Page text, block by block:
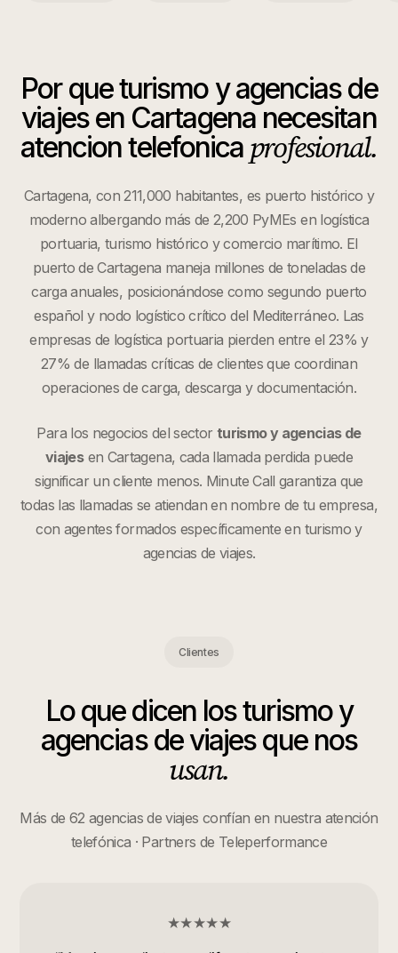
Por queturismo y agencias de
viajesen Cartagenanecesitan
atencion telefonica profesional.
Cartagena, con 211,000 habitantes, es puerto histórico y
moderno albergando más de 2,200 PyMEs en logística
portuaria, turismo histórico y comercio marítimo. El
puerto de Cartagena maneja millones de toneladas de
carga anuales, posicionándose como segundo puerto
español y nodo logístico crítico del Mediterráneo. Las
empresas de logística portuaria pierden entre el 23% y
27% de llamadas críticas de clientes que coordinan
operaciones de carga, descarga y documentación.
Para los negocios del sector turismo y agencias de
viajesen Cartagena, cada llamada perdida puede
significar un cliente menos. Minute Call garantiza que
todas las llamadas se atiendan en nombre de tu empresa,
con agentes formados específicamente en turismo y
agencias de viajes.
Clientes
Lo que dicen losturismo y
agencias de viajesque nos
usan.
Más de 62 agencias de viajes confían en nuestra atención
telefónica · Partners de Teleperformance
★★★★★